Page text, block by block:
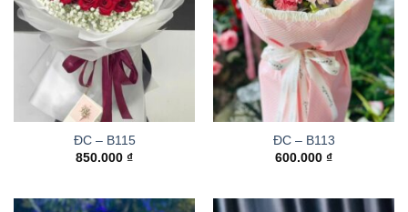
ĐC – B115
850.000 ₫
ĐC – B113
600.000 ₫